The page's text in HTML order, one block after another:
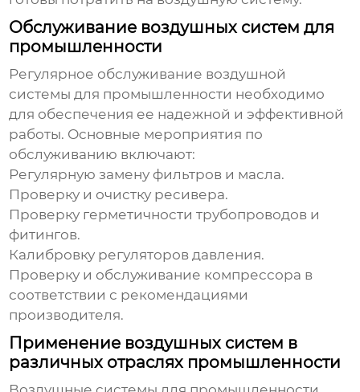
Обслуживание воздушных систем для
промышленности
Регулярное обслуживание воздушной
системы для промышленности необходимо
для обеспечения ее надежной и эффективной
работы. Основные мероприятия по
обслуживанию включают:
Регулярную замену фильтров и масла.
Проверку и очистку ресивера.
Проверку герметичности трубопроводов и
фитингов.
Калибровку регуляторов давления.
Проверку и обслуживание компрессора в
соответствии с рекомендациями
производителя.
Применение воздушных систем в
различных отраслях промышленности